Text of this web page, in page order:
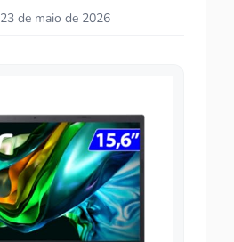
23 de maio de 2026